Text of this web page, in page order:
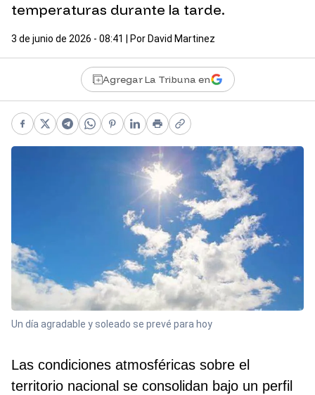
temperaturas durante la tarde.
3 de junio de 2026 - 08:41 | Por David Martinez
Agregar La Tribuna en
Facebook
X Telegram
WhatsApp
Pinterest
LinkedIn
PrintCopy link
Un día agradable y soleado se prevé para hoy
Las condiciones atmosféricas sobre el
territorio nacional se consolidan bajo un perfil